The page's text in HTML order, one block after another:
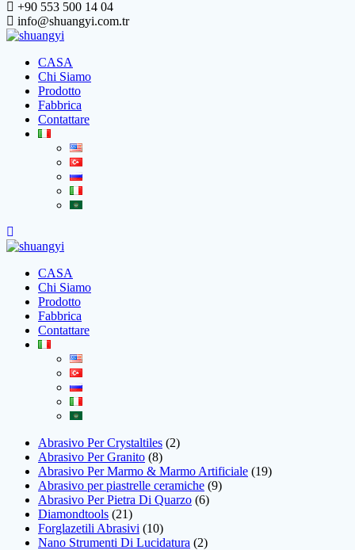
+90 553 500 14 04
info@shuangyi.com.tr
CASA
Chi Siamo
Prodotto
Fabbrica
Contattare
CASA
Chi Siamo
Prodotto
Fabbrica
Contattare
Abrasivo Per Crystaltiles 2
Abrasivo Per Granito 8
Abrasivo Per Marmo & Marmo Artificiale 19
Abrasivo per piastrelle ceramiche 9
Abrasivo Per Pietra Di Quarzo 6
Diamondtools 21
Forglazetili Abrasivi
10
Nano Strumenti Di Lucidatura
2